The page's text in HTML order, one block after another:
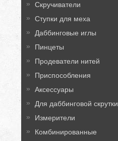
Скручиватели
Ступки для меха
Даббинговые иглы
Пинцеты
Продеватели нитей
Приспособления
Аксессуары
Для даббинговой скрутки
Измерители
Комбинированные